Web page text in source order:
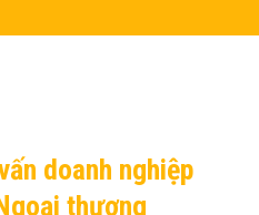
doanh nghiệp
thương